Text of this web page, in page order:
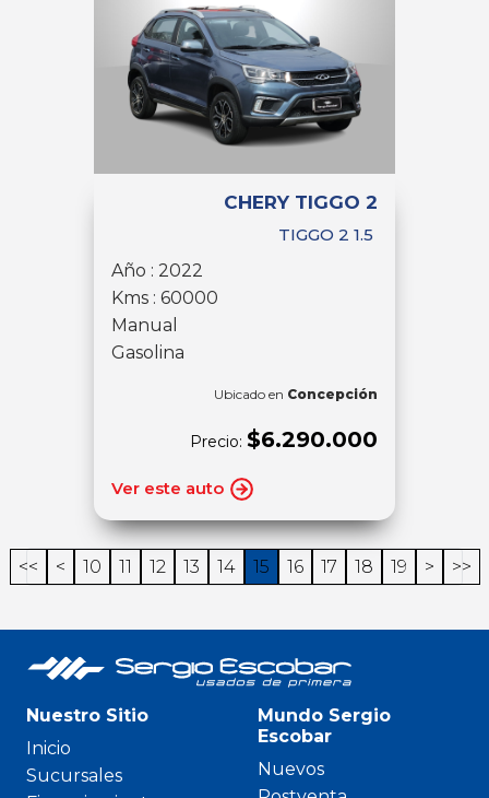
CHERY TIGGO 2
TIGGO 2 1.5
Año : 2022
Kms : 60000
Manual
Gasolina
Ubicado en Concepción
Precio: $6.290.000
Ver este auto
<< < 10 11 12 13 14 15 16 17 18 19 > >>
Nuestro Sitio
Inicio
Sucursales
Mundo Sergio
Escobar
Nuevos